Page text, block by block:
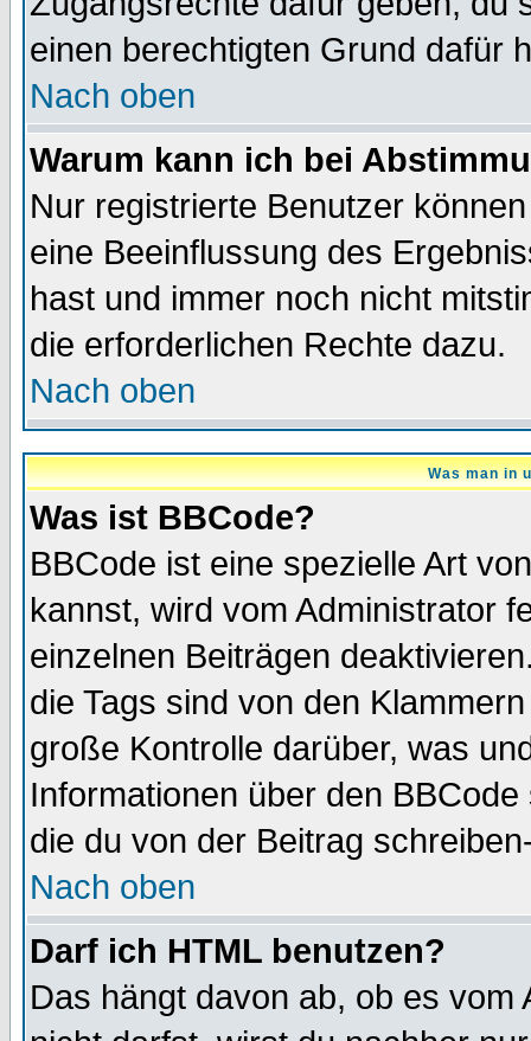
einen berechtigten Grund dafür
Nach oben
Warum kann ich bei
Nur registrierte Benutzer
eine Beeinflussung des
hast und immer noch nicht
die erforderlichen Rechte dazu.
Nach oben
Was man in
Was ist BBCode?
BBCode ist eine spezielle Art
kannst, wird vom Administrator
einzelnen Beiträgen
die Tags sind von den
große Kontrolle darüber, was
Informationen über den
die du von der Beitrag
Nach oben
Darf ich HTML benutzen?
Das hängt davon ab, ob es